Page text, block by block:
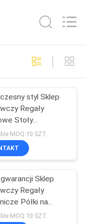
41
39
styl Sklep
Regały
Stoły
1000 * 1000
MOQ:10 SZT.
Sklep
Regały
Półki na
MOQ:10 SZT.